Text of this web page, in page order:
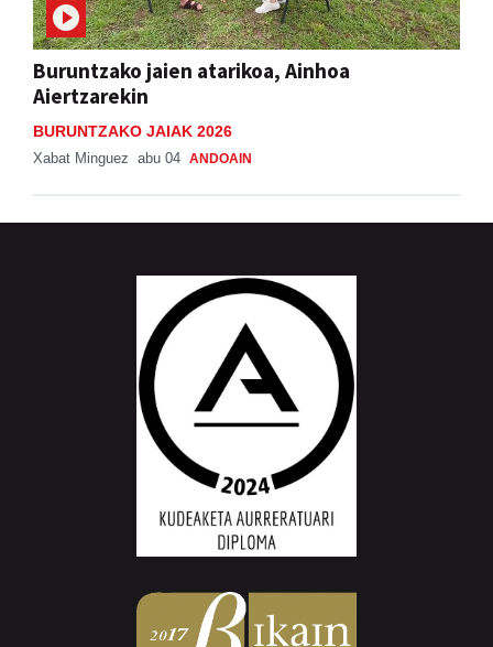
Buruntzako jaien atarikoa, Ainhoa
Aiertzarekin
BURUNTZAKO JAIAK 2026
Xabat Minguez abu 04 ANDOAIN